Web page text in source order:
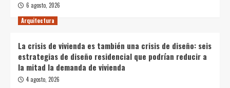
6 agosto, 2026
Arquitectura
La crisis de vivienda es también una crisis de diseño: seis
estrategias de diseño residencial que podrían reducir a
la mitad la demanda de vivienda
4 agosto, 2026